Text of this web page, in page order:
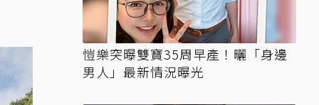
愷樂突曝雙寶35周早產！曬「身邊
男人」最新情況曝光